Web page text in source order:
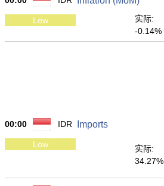
Low
实际:
-0.14%
00:00 IDR Imports
Low
实际:
34.27%